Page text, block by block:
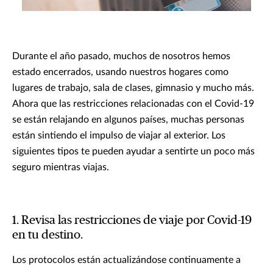
Durante el año pasado, muchos de nosotros hemos
estado encerrados, usando nuestros hogares como
lugares de trabajo, sala de clases, gimnasio y mucho más.
Ahora que las restricciones relacionadas con el Covid-19
se están relajando en algunos países, muchas personas
están sintiendo el impulso de viajar al exterior. Los
siguientes tipos te pueden ayudar a sentirte un poco más
seguro mientras viajas.
1. Revisa las restricciones de viaje por Covid-19
en tu destino.
Los protocolos están actualizándose continuamente a